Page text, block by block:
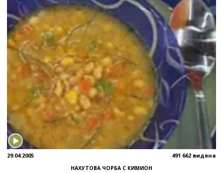
29.04.2005 491 662 видяна
НАХУТОВА ЧОРБА С КИМИОН